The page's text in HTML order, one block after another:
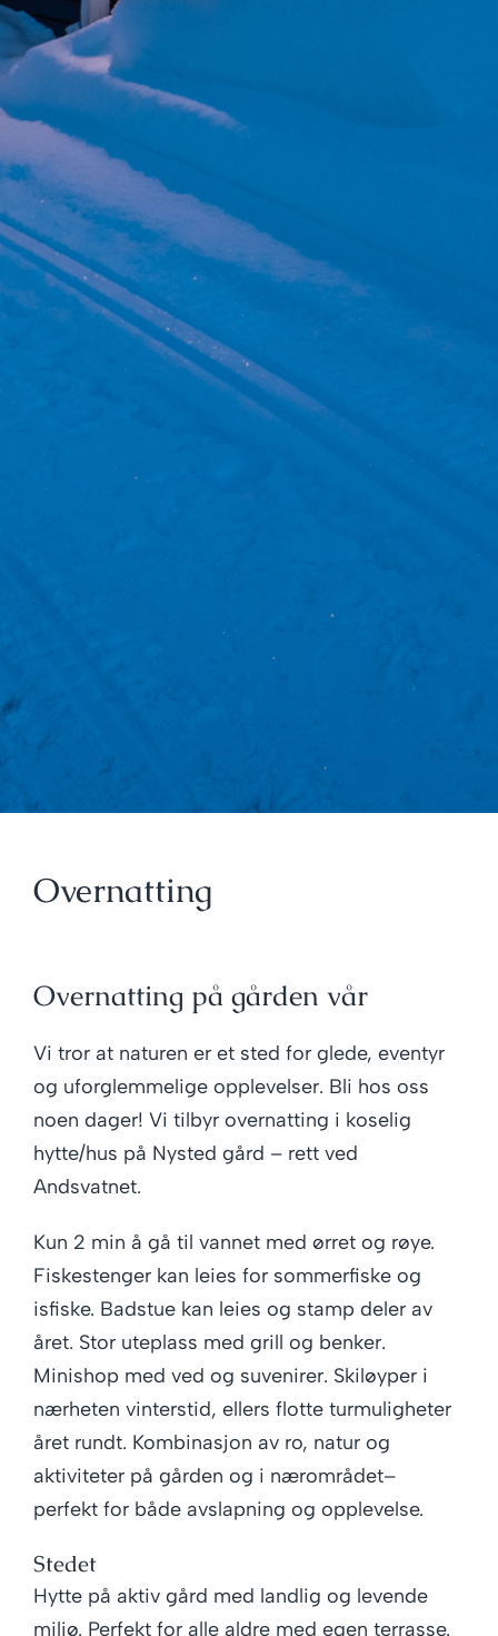
Overnatting
Overnatting på gården vår
Vi tror at naturen er et sted for glede, eventyr
og uforglemmelige opplevelser. Bli hos oss
noen dager! Vi tilbyr overnatting i koselig
hytte/hus på Nysted gård – rett ved
Andsvatnet.
Kun 2 min å gå til vannet med ørret og røye.
Fiskestenger kan leies for sommerfiske og
isfiske. Badstue kan leies og stamp deler av
året. Stor uteplass med grill og benker.
Minishop med ved og suvenirer. Skiløyper i
nærheten vinterstid, ellers flotte turmuligheter
året rundt. Kombinasjon av ro, natur og
aktiviteter på gården og i nærområdet–
perfekt for både avslapning og opplevelse.
Stedet
Hytte på aktiv gård med landlig og levende
miljø. Perfekt for alle aldre med egen terrasse.